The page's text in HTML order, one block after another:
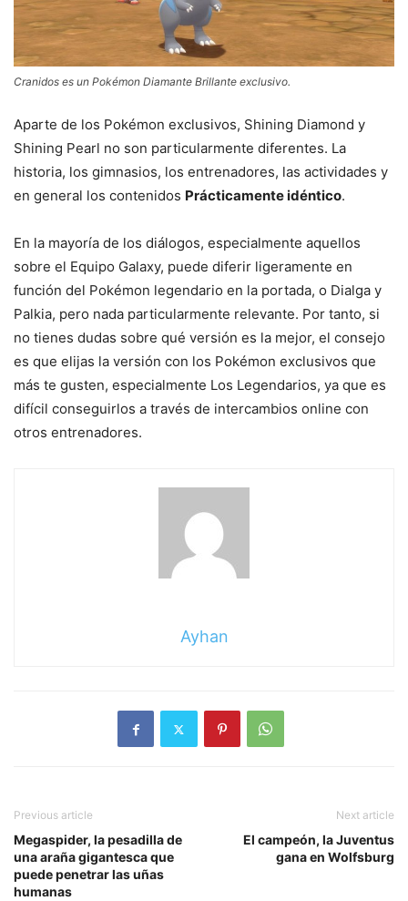
Cranidos es un Pokémon Diamante Brillante exclusivo.
Aparte de los Pokémon exclusivos, Shining Diamond y
Shining Pearl no son particularmente diferentes. La
historia, los gimnasios, los entrenadores, las actividades y
en general los contenidos Prácticamente idéntico.
En la mayoría de los diálogos, especialmente aquellos
sobre el Equipo Galaxy, puede diferir ligeramente en
función del Pokémon legendario en la portada, o Dialga y
Palkia, pero nada particularmente relevante. Por tanto, si
no tienes dudas sobre qué versión es la mejor, el consejo
es que elijas la versión con los Pokémon exclusivos que
más te gusten, especialmente Los Legendarios, ya que es
difícil conseguirlos a través de intercambios online con
otros entrenadores.
Ayhan
Previous article
Megaspider, la pesadilla de
una araña gigantesca que
puede penetrar las uñas
humanas
Next article
El campeón, la Juventus
gana en Wolfsburg